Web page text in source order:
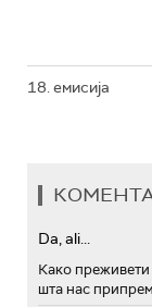
18. емисија
Da, ali...
Како преживети
шта нас